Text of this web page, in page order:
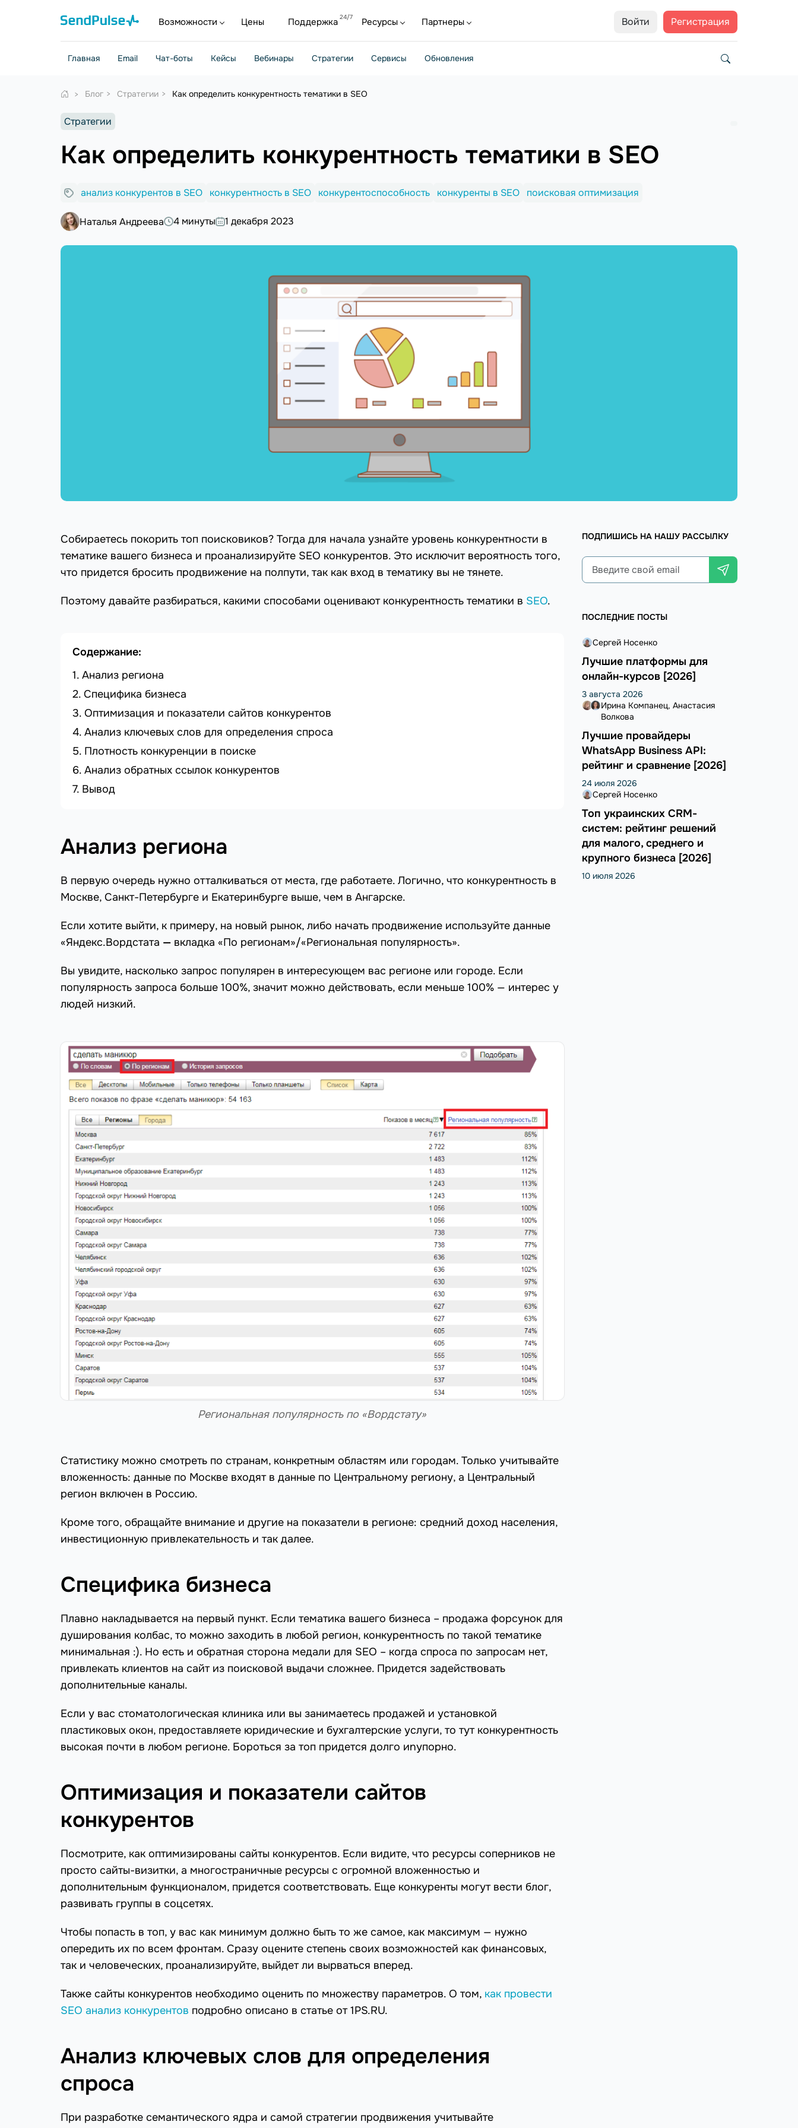
Войти Регистрация
Возможности Цены Поддержка Ресурсы Партнеры
Главная Email Чат-боты Кейсы Вебинары Стратегии Сервисы Обновления
Блог Стратегии Как определить конкурентность тематики в SEO
Стратегии
Как определить конкурентность тематики в SEO
анализ конкурентов в SEO конкурентность в SEO конкурентоспособность конкуренты в SEO поисковая оптимизация
Наталья Андреева 4 минуты 1 декабря 2023
Собираетесь покорить топ поисковиков? Тогда для начала узнайте уровень конкурентности в
тематике вашего бизнеса и проанализируйте SEO конкурентов. Это исключит вероятность того,
что придется бросить продвижение на полпути, так как вход в тематику вы не тянете.
Поэтому давайте разбираться, какими способами оценивают конкурентность тематики в SEO.
Содержание:
Анализ региона
Специфика бизнеса
Оптимизация и показатели сайтов конкурентов
Анализ ключевых слов для определения спроса
Плотность конкуренции в поиске
Анализ обратных ссылок конкурентов
Вывод
Анализ региона
В первую очередь нужно отталкиваться от места, где работаете. Логично, что конкурентность в
Москве, Санкт-Петербурге и Екатеринбурге выше, чем в Ангарске.
Если хотите выйти, к примеру, на новый рынок, либо начать продвижение используйте данные
«Яндекс.Вордстата — вкладка «По регионам»/«Региональная популярность».
Вы увидите, насколько запрос популярен в интересующем вас регионе или городе. Если
популярность запроса больше 100%, значит можно действовать, если меньше 100% — интерес у
людей низкий.
Региональная популярность по «Вордстату»
Статистику можно смотреть по странам, конкретным областям или городам. Только учитывайте
вложенность: данные по Москве входят в данные по Центральному региону, а Центральный
регион включен в Россию.
Кроме того, обращайте внимание и другие на показатели в регионе: средний доход населения,
инвестиционную привлекательность и так далее.
Специфика бизнеса
Плавно накладывается на первый пункт. Если тематика вашего бизнеса – продажа форсунок для
душирования колбас, то можно заходить в любой регион, конкурентность по такой тематике
минимальная :). Но есть и обратная сторона медали для SEO – когда спроса по запросам нет,
привлекать клиентов на сайт из поисковой выдачи сложнее. Придется задействовать
дополнительные каналы.
Если у вас стоматологическая клиника или вы занимаетесь продажей и установкой
пластиковых окон, предоставляете юридические и бухгалтерские услуги, то тут конкурентность
высокая почти в любом регионе. Бороться за топ придется долго иnупорно.
Оптимизация и показатели сайтов
конкурентов
Посмотрите, как оптимизированы сайты конкурентов. Если видите, что ресурсы соперников не
просто сайты-визитки, а многостраничные ресурсы с огромной вложенностью и
дополнительным функционалом, придется соответствовать. Еще конкуренты могут вести блог,
развивать группы в соцсетях.
Чтобы попасть в топ, у вас как минимум должно быть то же самое, как максимум — нужно
опередить их по всем фронтам. Сразу оцените степень своих возможностей как финансовых,
так и человеческих, проанализируйте, выйдет ли вырваться вперед.
Также сайты конкурентов необходимо оценить по множеству параметров. О том, как провести
SEO анализ конкурентов подробно описано в статье от 1PS.RU.
Анализ ключевых слов для определения
спроса
При разработке семантического ядра и самой стратегии продвижения учитывайте
ПОДПИШИСЬ НА НАШУ РАССЫЛКУ
ПОСЛЕДНИЕ ПОСТЫ
Сергей Носенко
Лучшие платформы для
онлайн-курсов [2026]
3 августа 2026
Ирина Компанец Анастасия
Волкова
Лучшие провайдеры
WhatsApp Business API:
рейтинг и сравнение [2026]
24 июля 2026
Сергей Носенко
Топ украинских CRM-
систем: рейтинг решений
для малого, среднего и
крупного бизнеса [2026]
10 июля 2026